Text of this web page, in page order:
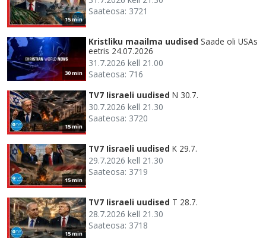
15 min
Saateosa: 3721
30 min
Kristliku maailma uudised Saade oli USAs
eetris 24.07.2026
31.7.2026 kell 21.00
Saateosa: 716
15 min
TV7 Iisraeli uudised N 30.7.
30.7.2026 kell 21.30
Saateosa: 3720
15 min
TV7 Iisraeli uudised K 29.7.
29.7.2026 kell 21.30
Saateosa: 3719
15 min
TV7 Iisraeli uudised T 28.7.
28.7.2026 kell 21.30
Saateosa: 3718